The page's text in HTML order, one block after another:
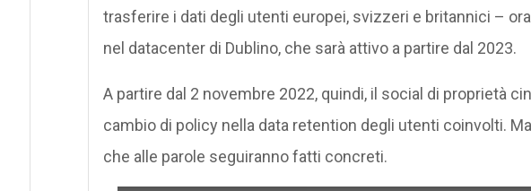
trasferire i dati degli utenti europei, svizzeri e britannici –
nel datacenter di Dublino, che sarà attivo a partire dal 2023.
A partire dal 2 novembre 2022, quindi, il social di proprietà
cambio di policy nella data retention degli utenti coinvolti.
che alle parole seguiranno fatti concreti.